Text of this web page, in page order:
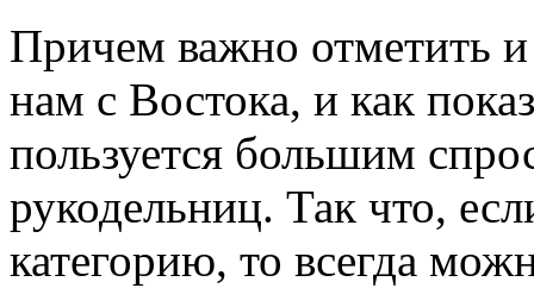
Причем важно отметить
нам с Востока, и как
пользуется большим
рукодельниц. Так что,
категорию, то всегда